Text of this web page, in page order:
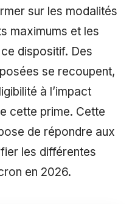
sur les modalités
maximums et les
dispositif. Des
se recoupent,
à l’impact
cette prime. Cette
de répondre aux
les différentes
en 2026.